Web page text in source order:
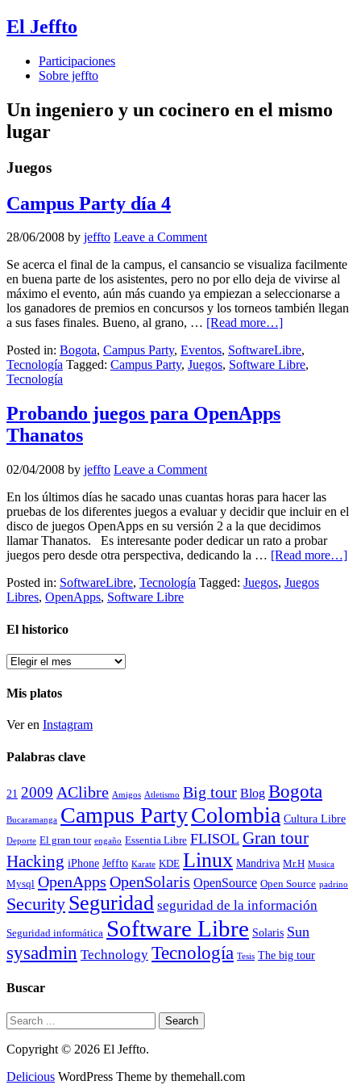
El Jeffto
Participaciones
Sobre jeffto
Un ingeniero y un cocinero en el mismo
lugar
Juegos
Campus Party día 4
28/06/2008 by jeffto Leave a Comment
Se acerca el final de la campus, el cansancio se visualiza facilmente
en buena parte de los asistentes, pero no por ello deja de vivirse al
máximo el evento, aún más cuando ya empiezan a seleccionarse a
los ganadores de premios en concursos y los torneos también llegan
a sus fases finales. Bueno, al grano, … [Read more…]
Posted in: Bogota, Campus Party, Eventos, SoftwareLibre,
Tecnología Tagged: Campus Party, Juegos, Software Libre,
Tecnología
Probando juegos para OpenApps
Thanatos
02/04/2008 by jeffto Leave a Comment
En los últimos días he sacado unas cuantas horas para hacer las
pruebas de los diferentes juegos a evaluar y decidir que incluir en el
disco de juegos OpenApps en su versión 2 a la que decidimos
llamar Thanatos. Es interesante poder dedicar un rato a probar
juegos pero desde otra perspectiva, dedicando la … [Read more…]
Posted in: SoftwareLibre, Tecnología Tagged: Juegos, Juegos
Libres, OpenApps, Software Libre
El historico
El
Mis platos
Ver en Instagram
Palabras clave
21 2009 AClibre Amigos Atletismo Big tour Blog Bogota
Bucaramanga Campus PartyColombia Cultura Libre
Deporte El gran tour engaño Essentia Libre FLISOL Gran tour
Hacking iPhone Jeffto Karate KDE Linux Mandriva Mr.H Musica
Mysql OpenApps OpenSolaris OpenSource Open Source padrino
Security Seguridad seguridad de la información
Seguridad informática Software Libre Solaris Sun
sysadmin Technology Tecnología Tesis The big tour
Buscar
Copyright © 2026 El Jeffto.
Delicious WordPress Theme by themehall.com